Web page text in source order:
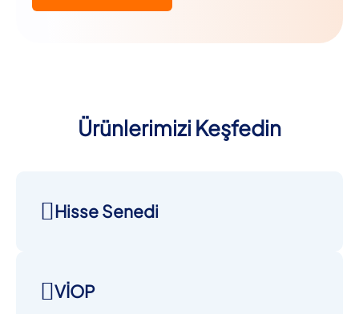
Ürünlerimizi Keşfedin
Hisse Senedi
VİOP